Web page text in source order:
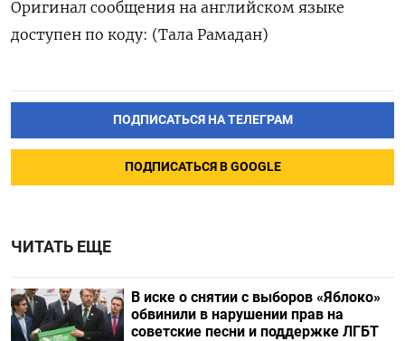
Оригинал ​сообщения ⁠на английском ‌языке
‌доступен по ​коду: (Тала ‌Рамадан)
ПОДПИСАТЬСЯ НА ТЕЛЕГРАМ
ПОДПИСАТЬСЯ В GOOGLE
ЧИТАТЬ ЕЩЕ
В иске о снятии с выборов «Яблоко»
обвинили в нарушении прав на
советские песни и поддержке ЛГБТ